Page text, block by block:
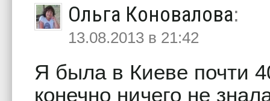
Ольга Коновалова:
13.08.2013 в 21:42
Я была в Киеве почти
конечно ничего не